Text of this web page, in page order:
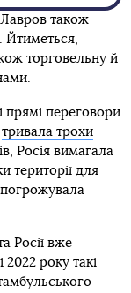
також
Йтиметься,
торговельну й
прямі переговори
тривала трохи
Росія вимагала
території для
Росії вже
2022 року такі